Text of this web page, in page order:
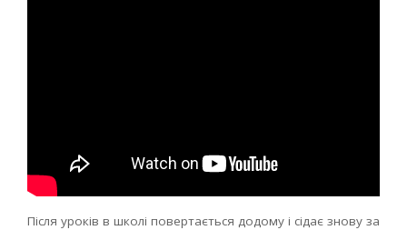
Після уроків в школі повертається додому і сідає знову за